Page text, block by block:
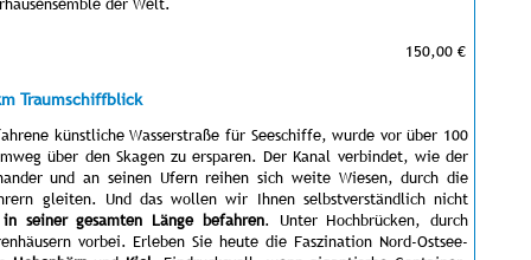
150,00 €
Traumschiffblick
künstliche Wasserstraße für Seeschiffe, wurde vor über 100
über den Skagen zu ersparen. Der Kanal verbindet, wie der
und an seinen Ufern reihen sich weite Wiesen, durch die
gleiten. Und das wollen wir Ihnen selbstverständlich nicht
in seiner gesamten Länge befahren. Unter Hochbrücken, durch
vorbei. Erleben Sie heute die Faszination Nord-Ostsee-